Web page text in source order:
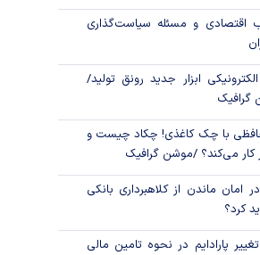
یافته اوراق مالی اسلامی در
منابع دولت
اقتصادی و مسئله سیاست‌گذاری
ابزار جدید رونق تولید/
گرافیک
با چک کاغذی! چکاد چیست و
کار می‌کند؟ /موشن گرافیک
امان ماندن از کلاهبرداری بانکی
کرد؟
پارادایم در نحوه تامین مالی